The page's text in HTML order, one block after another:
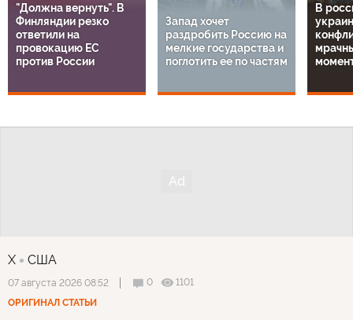
"Должна вернуть". В
Финляндии резко
ответили на
провокацию ЕС
против России
Запад хочет
раздробить Россию на
мелкие государства и
поглотить ее по частям
В
X США
07 августа 2026 08:52 0
1101
ОРИГИНАЛ СТАТЬИ